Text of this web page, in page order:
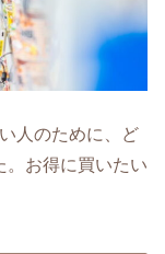
人のために、ど
。お得に買いたい